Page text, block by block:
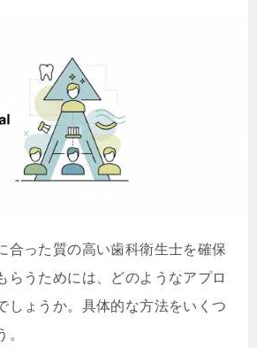
合った質の高い歯科衛生士を確保
らうためには、どのようなアプロ
しょうか。具体的な方法をいくつ
。